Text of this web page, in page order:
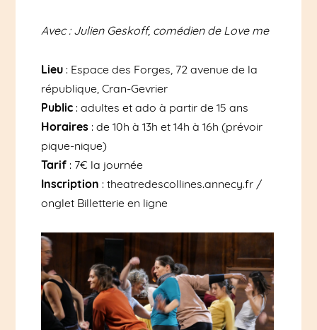
Avec : Julien Geskoff, comédien de Love me
Lieu: Espace des Forges, 72 avenue de la
république, Cran-Gevrier
Public: adultes et ado à partir de 15 ans
Horaires: de 10h à 13h et 14h à 16h (prévoir
pique-nique)
Tarif: 7€ la journée
Inscription : theatredescollines.annecy.fr /
onglet Billetterie en ligne